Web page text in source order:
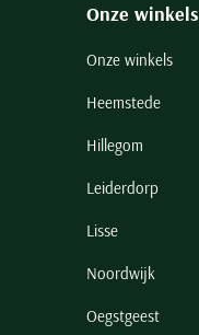
Onze winkels
Onze winkels
Heemstede
Hillegom
Leiderdorp
Lisse
Noordwijk
Oegstgeest